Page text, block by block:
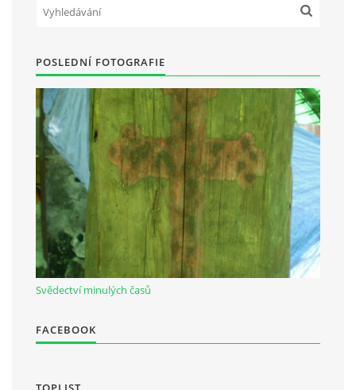
POSLEDNÍ FOTOGRAFIE
Svědectví minulých časů
FACEBOOK